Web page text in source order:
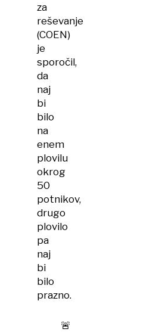
za
reševanje
(COEN)
je
sporočil,
da
naj
bi
bilo
na
enem
plovilu
okrog
50
potnikov,
drugo
plovilo
pa
naj
bi
bilo
prazno.
🚨